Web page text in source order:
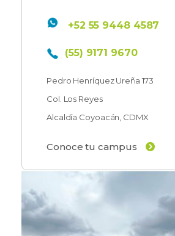
+52 55 9448 4587
(55) 9171 9670
Pedro Henríquez Ureña 173
Col. Los Reyes
Alcaldía Coyoacán, CDMX
Conoce tu campus